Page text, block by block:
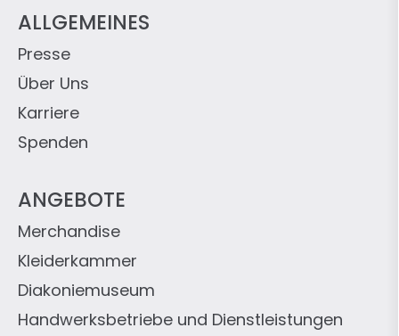
ANGEBOTE
Handwerksbetriebe und Dienstleistungen
Diakoniemuseum
Kleiderkammer
Merchandise
ALLGEMEINES
Spenden
Karriere
Über Uns
Presse